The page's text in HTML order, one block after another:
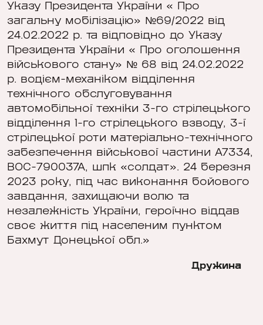
Указу Президента України « Про
загальну мобілізацію» №69/2022 від
24.02.2022 р. та відповідно до Указу
Президента України « Про оголошення
військового стану» № 68 від 24.02.2022
р. водієм-механіком відділення
технічного обслуговування
автомобільної техніки 3-го стрілецького
відділення 1-го стрілецького взводу, 3-ї
стрілецької роти матеріально-технічного
забезпечення військової частини А7334,
ВОС-790037А, шпк «солдат». 24 березня
2023 року, під час виконання бойового
завдання, захищаючи волю та
незалежність України, героїчно віддав
своє життя під населеним пунктом
Бахмут Донецької обл.»
Дружина